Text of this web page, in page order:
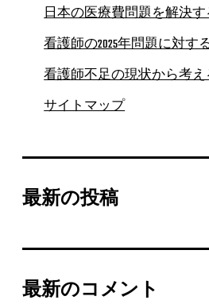
日本の医療費問題を解決
看護師の2025年問題に対す
看護師不足の現状から考
サイトマップ
最新の投稿
最新のコメント